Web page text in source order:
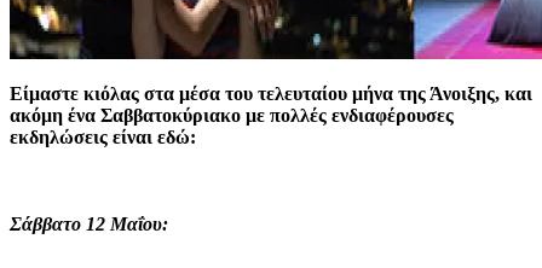
Είμαστε κιόλας στα μέσα του τελευταίου μήνα της Άνοιξης, και
ακόμη ένα Σαββατοκύριακο με πολλές ενδιαφέρουσες
εκδηλώσεις είναι εδώ:
Σάββατο 12 Μαΐου: